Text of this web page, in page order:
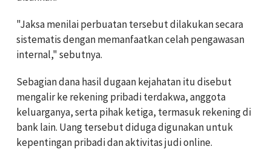
"Jaksa menilai perbuatan tersebut dilakukan secara
sistematis dengan memanfaatkan celah pengawasan
internal," sebutnya.
Sebagian dana hasil dugaan kejahatan itu disebut
mengalir ke rekening pribadi terdakwa, anggota
keluarganya, serta pihak ketiga, termasuk rekening di
bank lain. Uang tersebut diduga digunakan untuk
kepentingan pribadi dan aktivitas judi online.